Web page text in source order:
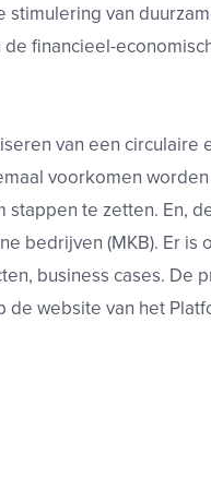
van
financieel-
van een circulaire
voorkomen
te zetten. En,
bedrijven (MKB). Er is
business cases. De
website van het